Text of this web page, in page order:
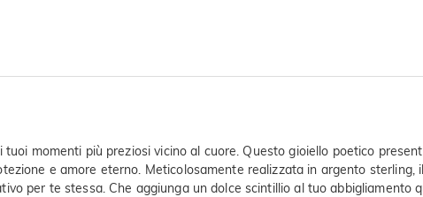
tuoi momenti più preziosi vicino al cuore. Questo gioiello poetico
e amore eterno. Meticolosamente realizzata in argento
per te stessa. Che aggiunga un dolce scintillio al tuo abbigliamento